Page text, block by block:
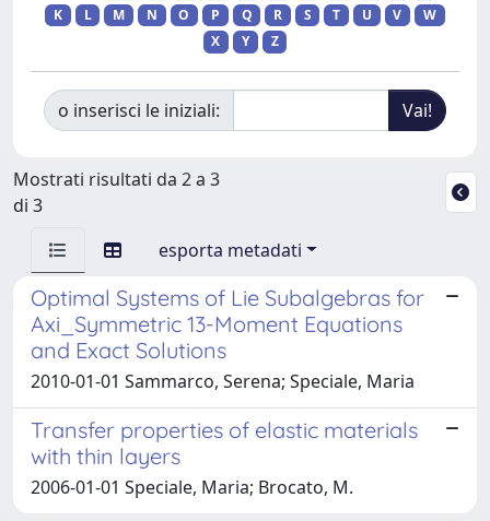
K
L M N O P Q R S T U V
W
X
Y Z
o inserisci le iniziali:
Mostrati risultati da 2 a 3
di 3
esporta metadati
Optimal Systems of Lie Subalgebras for
Axi_Symmetric 13-Moment Equations
and Exact Solutions
2010-01-01 Sammarco, Serena; Speciale, Maria
Transfer properties of elastic materials
with thin layers
2006-01-01 Speciale, Maria; Brocato, M.